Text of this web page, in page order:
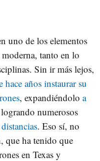
uno de los elementos
tanto en lo
Sin ir más lejos,
hace años instaurar su
, expandiéndolo a
numerosos
. Eso sí, no
que ha tenido que
en Texas y